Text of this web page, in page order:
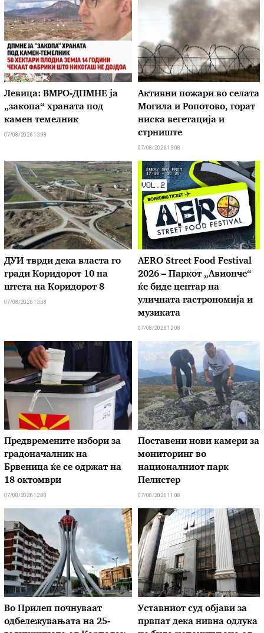
Левица: ВМРО-ДПМНЕ ја
„закопа“ храната под
камен темелник
07/08/2026 13:08
Активни пожари во селата
Могила и Ропотово, горат
ниска вегетација и
стрниште
07/08/2026 13:08
ДУИ тврди дека власта го
гради Коридорот 10 на
штета на Коридорот 8
07/08/2026 13:08
AERO Street Food Festival
2026 – Паркот „Авионче“
ќе биде центар на
уличната гастрономија и
музиката
07/08/2026 12:08
Предвремените избори за
градоначалник на
Брвеница ќе се одржат на
18 октомври
07/08/2026 12:08
Поставени нови камери за
мониторинг во
националниот парк
Пелистер
07/08/2026 11:08
Во Прилеп почнуваат
одбележувањата на 25-
Уставниот суд објави за
првпат дека нивна одлука